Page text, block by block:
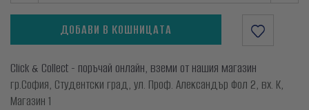
ДОБАВИ В КОШНИЦАТА
Click & Collect - поръчай онлайн, вземи от нашия магазин
гр.София, Студентски град, ул. Проф. Александър Фол 2, вх. К,
Магазин 1